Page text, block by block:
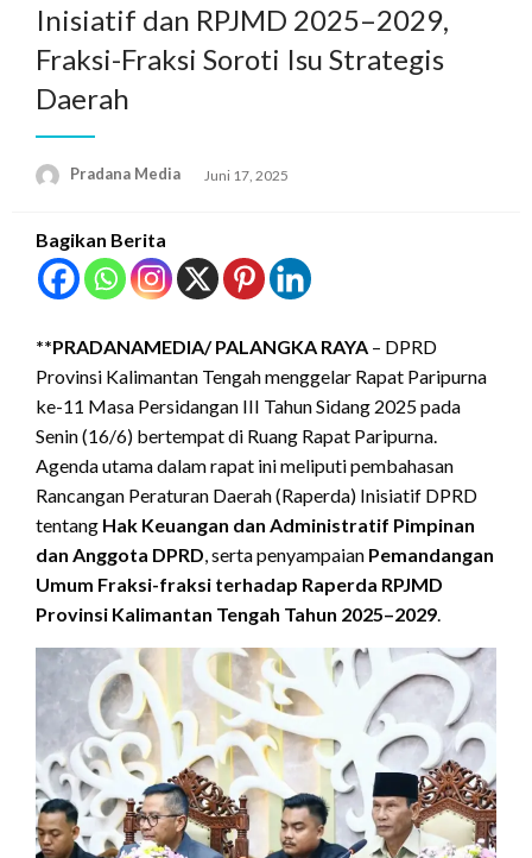
Inisiatif dan RPJMD 2025–2029,
Fraksi-Fraksi Soroti Isu Strategis
Daerah
Pradana Media Juni 17, 2025
Bagikan Berita
**PRADANAMEDIA/ PALANGKA RAYA – DPRD
Provinsi Kalimantan Tengah menggelar Rapat Paripurna
ke-11 Masa Persidangan III Tahun Sidang 2025 pada
Senin (16/6) bertempat di Ruang Rapat Paripurna.
Agenda utama dalam rapat ini meliputi pembahasan
Rancangan Peraturan Daerah (Raperda) Inisiatif DPRD
tentang Hak Keuangan dan Administratif Pimpinan
dan Anggota DPRD, serta penyampaian Pemandangan
Umum Fraksi-fraksi terhadap Raperda RPJMD
Provinsi Kalimantan Tengah Tahun 2025–2029.